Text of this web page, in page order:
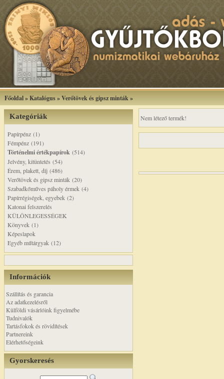
Főoldal»Katalógus»Verőtövek és gipsz minták»
Kategóriák
Papírpénz (1)
Fémpénz (191)
Történelmi értékpapírok (514)
Jelvény, kitüntetés (54)
Érem, plakett, díj (486)
Verőtövek és gipsz minták (20)
Szabadkőműves páholy érmek (4)
Papírrégiségek, egyebek (2)
Katonai felszerelés
KÜLÖNLEGESSÉGEK
Könyvek (1)
Képeslapok
Egyéb műtárgyak (12)
Információk
Szállítás és garancia
Az adatkezelésről
Külföldi vásárlóink figyelmébe
Tudnivalók
Tartásfokok és rövidítések
Partnereink
Elérhetőségeink
Gyorskeresés
Nem létező termék!